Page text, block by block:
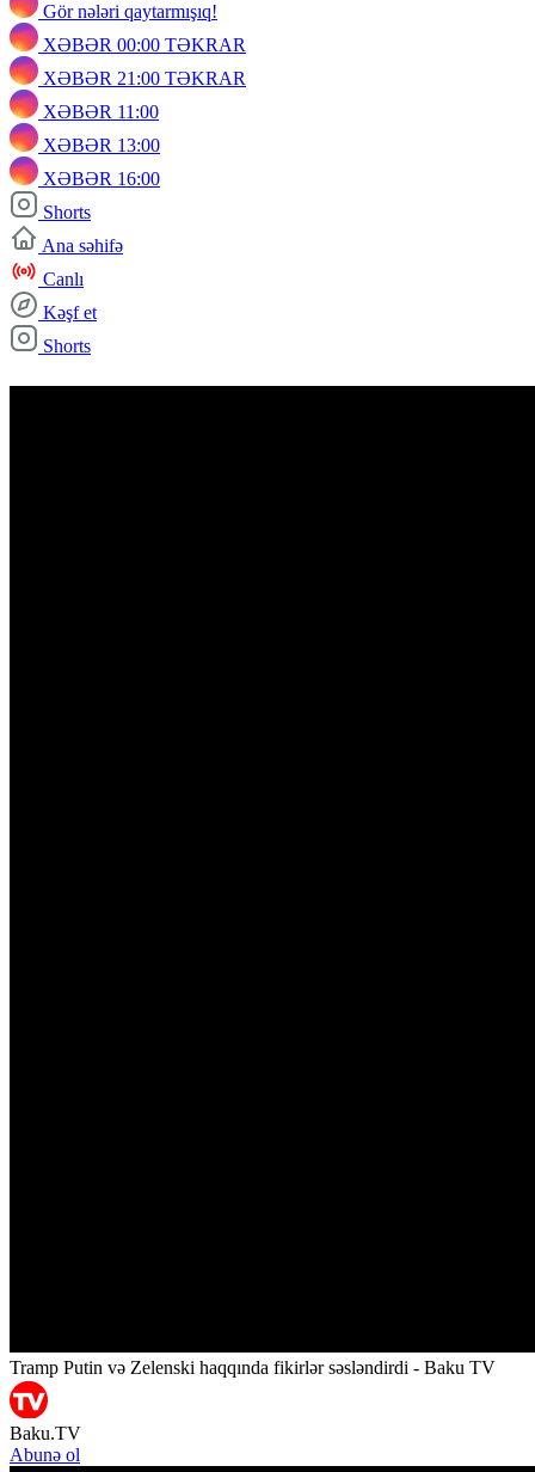
Gör nələri qaytarmışıq!
XƏBƏR 00:00 TƏKRAR
XƏBƏR 21:00 TƏKRAR
XƏBƏR 11:00
XƏBƏR 13:00
XƏBƏR 16:00
Shorts
Ana səhifə
Canlı
Kəşf et
Shorts
Tramp Putin və Zelenski haqqında fikirlər səsləndirdi - Baku TV
Baku.TV
Abunə ol